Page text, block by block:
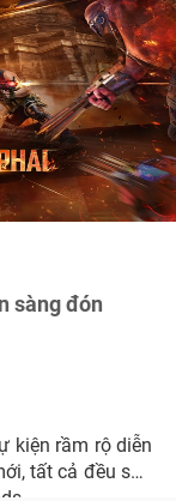
đón
rầm rộ diễn
tất cả đều sẵn